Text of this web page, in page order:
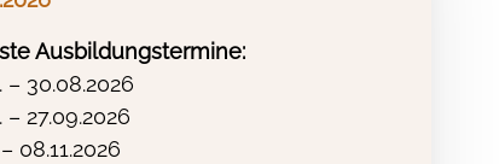
von ca. 2-8 Wochen zur
Gesundheitsämterab und können
bzw. Zuständigkeitsbereiche,
so die mündliche Prüfung für
hat gezeigt, dass dies eher die
Ausbildungstermine:
– 30.08.2026
– 27.09.2026
– 08.11.2026